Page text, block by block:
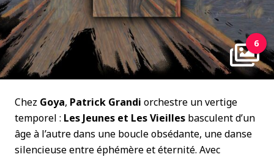
6
Chez Goya, Patrick Grandi orchestre un vertige
temporel : Les Jeunes et Les Vieilles basculent d’un
âge à l’autre dans une boucle obsédante, une danse
silencieuse entre éphémère et éternité. Avec